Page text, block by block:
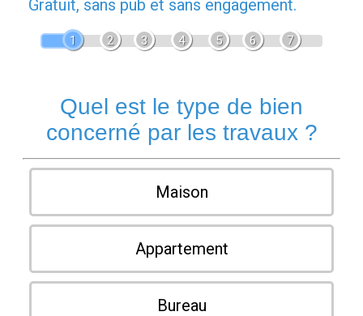
Gratuit, sans pub et sans engagement.
1 2 3 4 5 6 7
Quel est le type de bien
concerné par les travaux ?
Maison
Appartement
Bureau